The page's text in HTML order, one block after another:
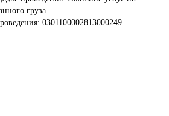
груза
0301100002813000249